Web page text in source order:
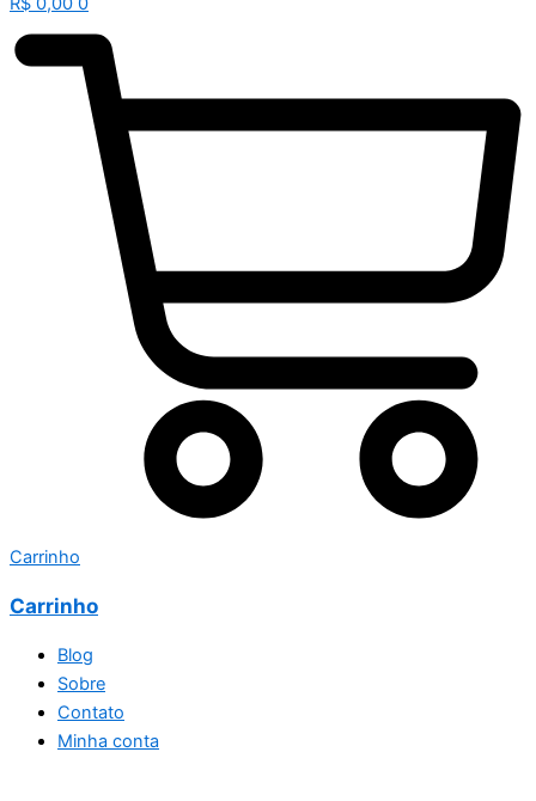
Carrinho
Carrinho
Blog
Sobre
Contato
Minha conta